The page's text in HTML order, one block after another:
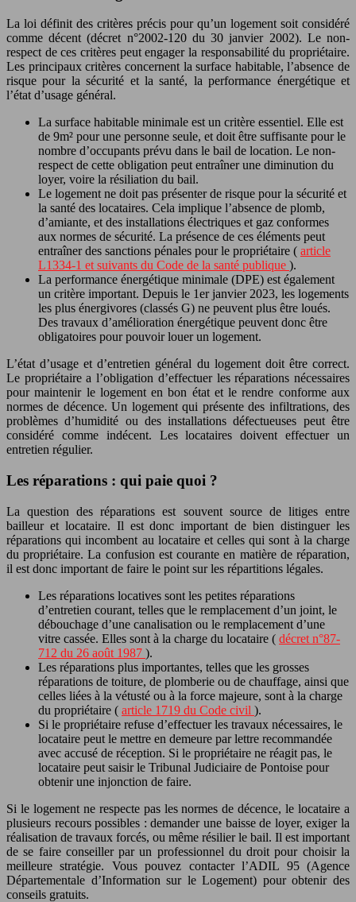
La loi définit des critères précis pour qu’un logement soit considéré
comme décent (décret n°2002-120 du 30 janvier 2002). Le non-
respect de ces critères peut engager la responsabilité du propriétaire.
Les principaux critères concernent la surface habitable, l’absence de
risque pour la sécurité et la santé, la performance énergétique et
l’état d’usage général.
La surface habitable minimale est un critère essentiel. Elle est
de 9m² pour une personne seule, et doit être suffisante pour le
nombre d’occupants prévu dans le bail de location. Le non-
respect de cette obligation peut entraîner une diminution du
loyer, voire la résiliation du bail.
Le logement ne doit pas présenter de risque pour la sécurité et
la santé des locataires. Cela implique l’absence de plomb,
d’amiante, et des installations électriques et gaz conformes
aux normes de sécurité. La présence de ces éléments peut
entraîner des sanctions pénales pour le propriétaire ( article
L1334-1 et suivants du Code de la santé publique ).
La performance énergétique minimale (DPE) est également
un critère important. Depuis le 1er janvier 2023, les logements
les plus énergivores (classés G) ne peuvent plus être loués.
Des travaux d’amélioration énergétique peuvent donc être
obligatoires pour pouvoir louer un logement.
L’état d’usage et d’entretien général du logement doit être correct.
Le propriétaire a l’obligation d’effectuer les réparations nécessaires
pour maintenir le logement en bon état et le rendre conforme aux
normes de décence. Un logement qui présente des infiltrations, des
problèmes d’humidité ou des installations défectueuses peut être
considéré comme indécent. Les locataires doivent effectuer un
entretien régulier.
Les réparations : qui paie quoi ?
La question des réparations est souvent source de litiges entre
bailleur et locataire. Il est donc important de bien distinguer les
réparations qui incombent au locataire et celles qui sont à la charge
du propriétaire. La confusion est courante en matière de réparation,
il est donc important de faire le point sur les répartitions légales.
Les réparations locatives sont les petites réparations
d’entretien courant, telles que le remplacement d’un joint, le
débouchage d’une canalisation ou le remplacement d’une
vitre cassée. Elles sont à la charge du locataire ( décret n°87-
712 du 26 août 1987 ).
Les réparations plus importantes, telles que les grosses
réparations de toiture, de plomberie ou de chauffage, ainsi que
celles liées à la vétusté ou à la force majeure, sont à la charge
du propriétaire ( article 1719 du Code civil ).
Si le propriétaire refuse d’effectuer les travaux nécessaires, le
locataire peut le mettre en demeure par lettre recommandée
avec accusé de réception. Si le propriétaire ne réagit pas, le
locataire peut saisir le Tribunal Judiciaire de Pontoise pour
obtenir une injonction de faire.
Si le logement ne respecte pas les normes de décence, le locataire a
plusieurs recours possibles : demander une baisse de loyer, exiger la
réalisation de travaux forcés, ou même résilier le bail. Il est important
de se faire conseiller par un professionnel du droit pour choisir la
meilleure stratégie. Vous pouvez contacter l’ADIL 95 (Agence
Départementale d’Information sur le Logement) pour obtenir des
conseils gratuits.